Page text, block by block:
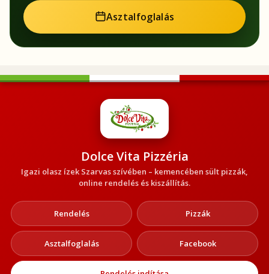
Asztalfoglalás
Dolce Vita Pizzéria
Igazi olasz ízek Szarvas szívében – kemencében sült pizzák,
online rendelés és kiszállítás.
Rendelés Pizzák
Asztalfoglalás Facebook